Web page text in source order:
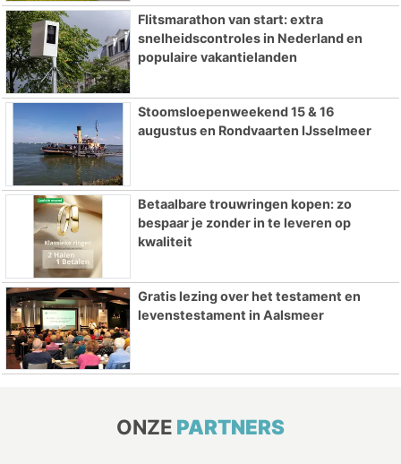
Flitsmarathon van start: extra
snelheidscontroles in Nederland en
populaire vakantielanden
Stoomsloepenweekend 15 & 16
augustus en Rondvaarten IJsselmeer
Betaalbare trouwringen kopen: zo
bespaar je zonder in te leveren op
kwaliteit
Gratis lezing over het testament en
levenstestament in Aalsmeer
ONZE PARTNERS